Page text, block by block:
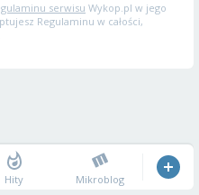
serwisu Wykop.pl w jego
Regulaminu w całości,
Hity Mikroblog